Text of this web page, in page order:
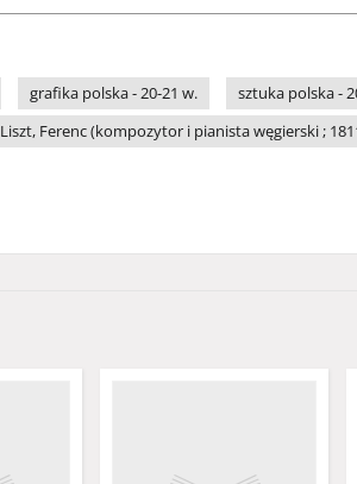
grafika polska - 20-21 w. sztuka polska -
Liszt, Ferenc (kompozytor i pianista węgierski ;